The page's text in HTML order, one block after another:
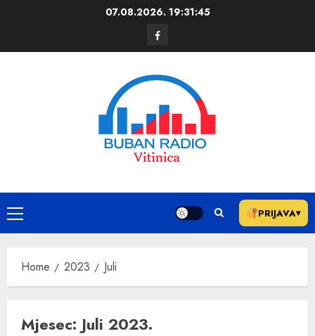
07.08.2026. 19:31:46
PRIJAVA▾
Home 2023 Juli
Mjesec: Juli 2023.